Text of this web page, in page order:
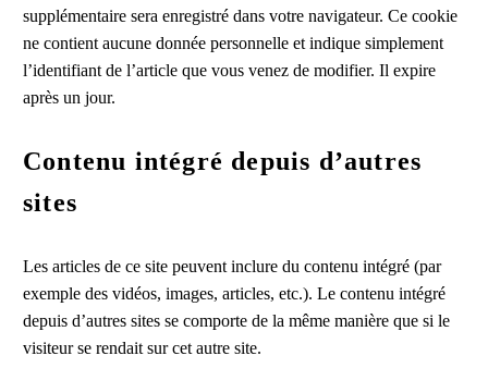
supplémentaire sera enregistré dans votre navigateur. Ce cookie
ne contient aucune donnée personnelle et indique simplement
l’identifiant de l’article que vous venez de modifier. Il expire
après un jour.
Contenu intégré depuis d’autres
sites
Les articles de ce site peuvent inclure du contenu intégré (par
exemple des vidéos, images, articles, etc.). Le contenu intégré
depuis d’autres sites se comporte de la même manière que si le
visiteur se rendait sur cet autre site.